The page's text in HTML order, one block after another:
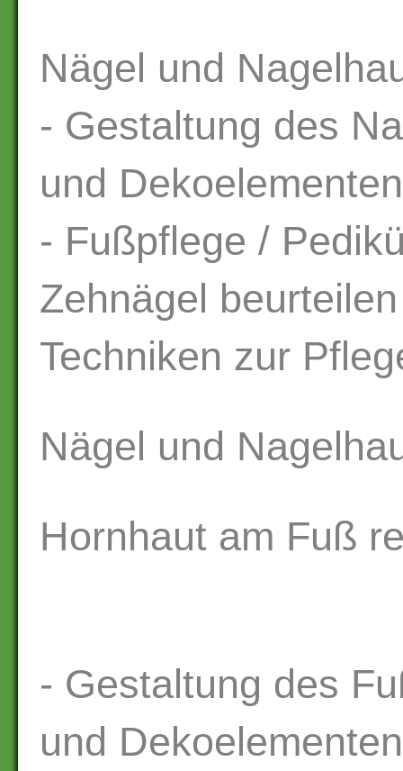
Nägel und
- Gestaltung des
und Dekoelementen
- Fußpflege /
Zehnägel
Techniken zur
Nägel und
Hornhaut am Fuß
- Gestaltung des
und Dekoelementen